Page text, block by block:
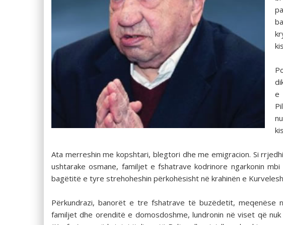
e
Ata merreshin me kopshtari, blegtori dhe me emigracion. Si
ushtarake osmane, familjet e fshatrave kodrinore ngarkonin
bagëtitë e tyre strehoheshin përkohësisht në krahinën e
Përkundrazi, banorët e tre fshatrave të buzëdetit, meqenëse
familjet dhe orenditë e domosdoshme, lundronin në viset që